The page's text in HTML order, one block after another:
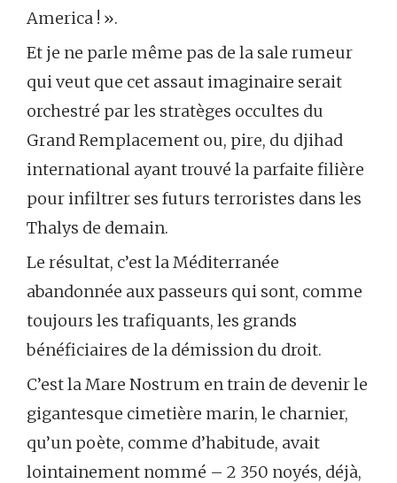
America ! ».
Et je ne parle même pas de la sale rumeur
qui veut que cet assaut imaginaire serait
orchestré par les stratèges occultes du
Grand Remplacement ou, pire, du djihad
international ayant trouvé la parfaite filière
pour infiltrer ses futurs terroristes dans les
Thalys de demain.
Le résultat, c’est la Méditerranée
abandonnée aux passeurs qui sont, comme
toujours les trafiquants, les grands
bénéficiaires de la démission du droit.
C’est la Mare Nostrum en train de devenir le
gigantesque cimetière marin, le charnier,
qu’un poète, comme d’habitude, avait
lointainement nommé – 2 350 noyés, déjà,